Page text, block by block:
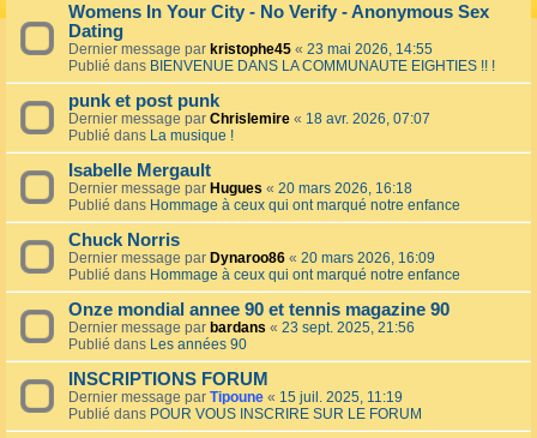
Womens In Your City - No Verify - Anonymous Sex
Dating
Dernier message par kristophe45 « 23 mai 2026, 14:55
Publié dans BIENVENUE DANS LA COMMUNAUTE EIGHTIES !! !
punk et post punk
Dernier message par Chrislemire « 18 avr. 2026, 07:07
Publié dans La musique !
Isabelle Mergault
Dernier message par Hugues « 20 mars 2026, 16:18
Publié dans Hommage à ceux qui ont marqué notre enfance
Chuck Norris
Dernier message par Dynaroo86 « 20 mars 2026, 16:09
Publié dans Hommage à ceux qui ont marqué notre enfance
Onze mondial annee 90 et tennis magazine 90
Dernier message par bardans « 23 sept. 2025, 21:56
Publié dans Les années 90
INSCRIPTIONS FORUM
Dernier message par Tipoune « 15 juil. 2025, 11:19
Publié dans POUR VOUS INSCRIRE SUR LE FORUM